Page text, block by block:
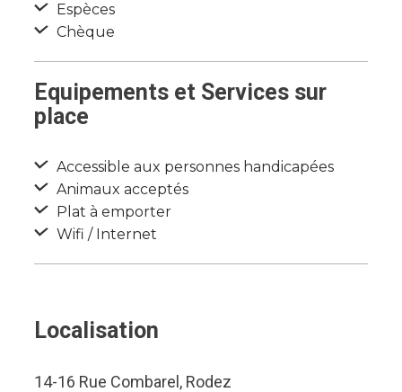
Espèces
Chèque
Equipements et Services sur
place
Accessible aux personnes handicapées
Animaux acceptés
Plat à emporter
Wifi / Internet
Localisation
14-16 Rue Combarel, Rodez